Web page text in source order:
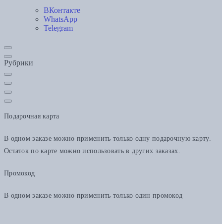
ВКонтакте
WhatsApp
Telegram
Рубрики
Подарочная карта
В одном заказе можно применить только одну подарочную карту.
Остаток по карте можно использовать в других заказах.
Промокод
В одном заказе можно применить только один промокод